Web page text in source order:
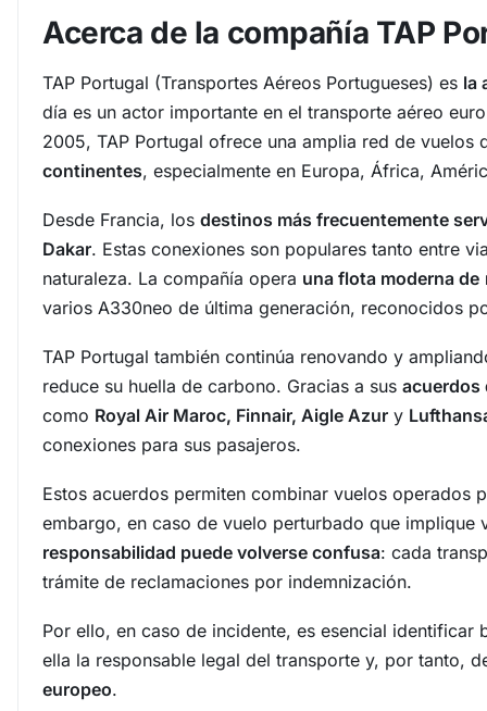
Acerca de la compañía TAP
TAP Portugal (Transportes Aéreos Portugueses) es la
día es un actor importante en el transporte aéreo
2005, TAP Portugal ofrece una amplia red de vuelos
continentes, especialmente en Europa, África,
Desde Francia, los destinos más frecuentemente
Dakar. Estas conexiones son populares tanto entre
naturaleza. La compañía opera una flota moderna de
varios A330neo de última generación, reconocidos
TAP Portugal también continúa renovando y
reduce su huella de carbono. Gracias a sus acuerdos
como Royal Air Maroc, Finnair, Aigle Azur y
conexiones para sus pasajeros.
Estos acuerdos permiten combinar vuelos operados
embargo, en caso de vuelo perturbado que
responsabilidad puede volverse confusa: cada
trámite de reclamaciones por indemnización.
Por ello, en caso de incidente, es esencial identificar
ella la responsable legal del transporte y, por tanto,
europeo.